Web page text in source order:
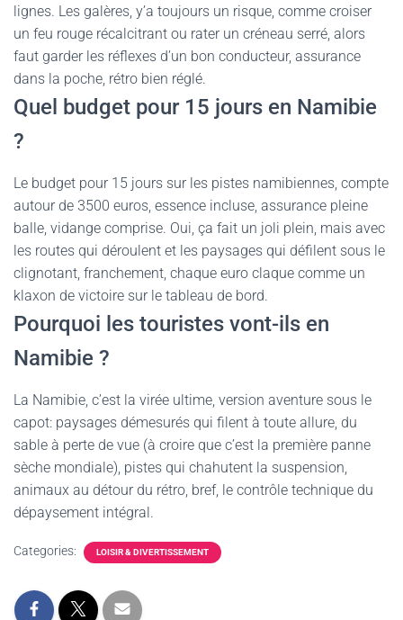
lignes. Les galères, y’a toujours un risque, comme croiser
un feu rouge récalcitrant ou rater un créneau serré, alors
faut garder les réflexes d’un bon conducteur, assurance
dans la poche, rétro bien réglé.
Quel budget pour 15 jours en Namibie
?
Le budget pour 15 jours sur les pistes namibiennes, compte
autour de 3500 euros, essence incluse, assurance pleine
balle, vidange comprise. Oui, ça fait un joli plein, mais avec
les routes qui déroulent et les paysages qui défilent sous le
clignotant, franchement, chaque euro claque comme un
klaxon de victoire sur le tableau de bord.
Pourquoi les touristes vont-ils en
Namibie ?
La Namibie, c’est la virée ultime, version aventure sous le
capot: paysages démesurés qui filent à toute allure, du
sable à perte de vue (à croire que c’est la première panne
sèche mondiale), pistes qui chahutent la suspension,
animaux au détour du rétro, bref, le contrôle technique du
dépaysement intégral.
Categories: LOISIR & DIVERTISSEMENT